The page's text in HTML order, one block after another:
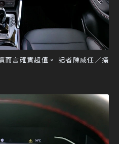
而言確實超值。 記者陳威任／攝